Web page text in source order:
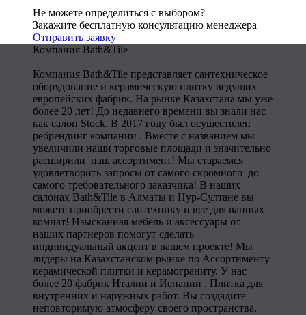
Не можете определиться с выбором?
Закажите бесплатную консультацию менеджера
Отправить заявку
Компания Bath&Tile
Компания Bath&Tile представляет сантехническое
оборудование и керамическую плитку ведущих
европейских фабрик. На рынке Казахстана мы уже
более 20 лет! До недавнего времени вы знали нас
как салон Stock. В 2017 году был осуществлен
ребрендинг компании . Вместе с названием мы
увеличили наши торговые площади и значительно
расширили наш ассортимент! Мы стараемся
удовлетворить запросы от самого скромного до
самого требовательного заказчика! В наших
салонах Bath&Tile в Алматы и Нур-Султане вы
можете приобрести сантехнику и все для ванных
комнат! Изысканная мебель и аксессуары от
наших партнеров помогут сделать
индивидуальный акцент в вашем проекте! Мы
лидеры на Казахстанском рынке по Ассортименту
керамической плитки и керамограниту. У нас
более 20 фабрик Италии и Испании . Плитка для
внутренних и наружных работ. Вы создадите
неповторимую атмосферу своего пространства.